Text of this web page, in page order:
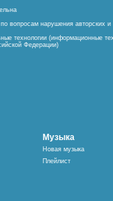
по вопросам нарушения авторских
технологии (информационные
Федерации)
Музыка
Новая музыка
Плейлист